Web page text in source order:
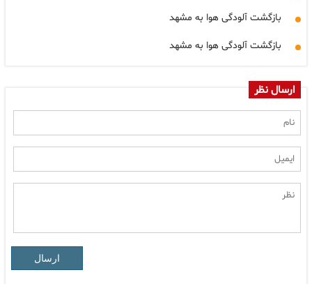
بازگشت آلودگی هوا به مشهد
بازگشت آلودگی هوا به مشهد
ارسال نظر
ارسال